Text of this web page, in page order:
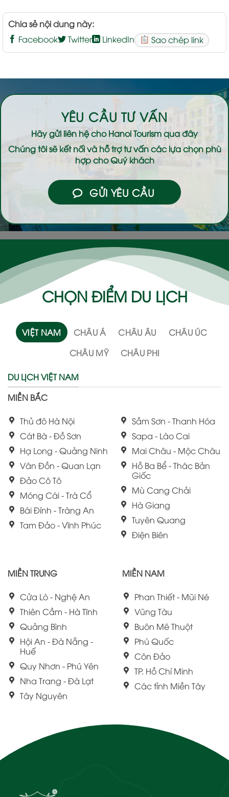
Chia sẻ nội dung này:
Facebook
Twitter LinkedIn Sao chép link
YÊU CẦU TƯ VẤN
Hãy gửi liên hệ choHanoi Tourismqua đây
Chúng tôi sẽ kết nối và hỗ trợ tư vấn các lựa chọn phù
hợp cho Quý khách
GỬI YÊU CẦU
CHỌN ĐIỂM DU LỊCH
VIỆT NAM CHÂU Á CHÂU ÂU
CHÂU ÚC
CHÂU MỸ
CHÂU PHI
DU LỊCH VIỆT NAM
MIỀN BẮC
Thủ đô Hà Nội
Cát Bà - Đồ Sơn
Hạ Long - Quảng Ninh
Vân Đồn - Quan Lạn
Đảo Cô Tô
Móng Cái - Trà Cổ
Bái Đính - Tràng An
Tam Đảo - Vĩnh Phúc
Sầm Sơn - Thanh Hóa
Sapa - Lào Cai
Mai Châu - Mộc Châu
Hồ Ba Bể - Thác Bản
Giốc
Mù Cang Chải
Hà Giang
Tuyên Quang
Điện Biên
MIỀN TRUNG
Cửa Lò - Nghệ An
Thiên Cầm - Hà Tĩnh
Quảng Bình
Hội An - Đà Nẵng -
Huế
Quy Nhơn - Phú Yên
Nha Trang - Đà Lạt
Tây Nguyên
MIỀN NAM
Phan Thiết - Mũi Né
Vũng Tàu
Buôn Mê Thuột
Phú Quốc
Côn Đảo
TP. Hồ Chí Minh
Các tỉnh Miền Tây